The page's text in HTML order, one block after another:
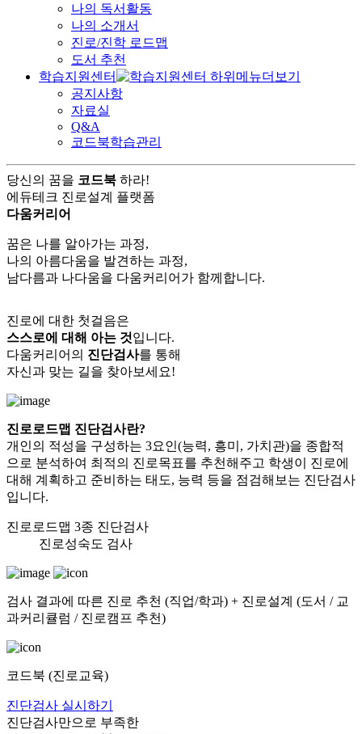
나의 독서활동
나의 소개서
진로/진학 로드맵
도서 추천
학습지원센터
공지사항
자료실
Q&A
코드북학습관리
당신의 꿈을 코드북 하라!
에듀테크 진로설계 플랫폼
다움커리어
꿈은 나를 알아가는 과정,
나의 아름다움을 발견하는 과정,
남다름과 나다움을 다움커리어가 함께합니다.
진로에 대한 첫걸음은
스스로에 대해 아는 것입니다.
다움커리어의 진단검사를 통해
자신과 맞는 길을 찾아보세요!
진로로드맵 진단검사란?
개인의 적성을 구성하는 3요인(능력, 흥미, 가치관)을 종합적
으로 분석하여 최적의 진로목표를 추천해주고 학생이 진로에
대해 계획하고 준비하는 태도, 능력 등을 점검해보는 진단검사
입니다.
진로로드맵 3종 진단검사
진로성숙도 검사
검사 결과에 따른 진로 추천 (직업/학과) + 진로설계 (도서 / 교
과커리큘럼 / 진로캠프 추천)
코드북 (진로교육)
진단검사 실시하기
진단검사만으로 부족한